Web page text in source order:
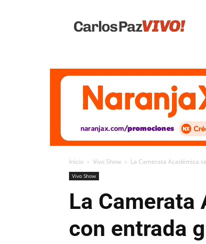
Vivo
Inicio Vivo Show La Camerata Académica
Vivo Show
La Camerata
con entrada